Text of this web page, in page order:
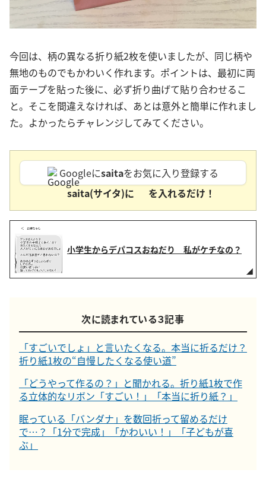
今回は、柄の異なる折り紙2枚を使いましたが、同じ柄や
無地のものでもかわいく作れます。ポイントは、最初に両
面テープを貼った後に、必ず折り曲げて貼り合わせるこ
と。そこを間違えなければ、あとは意外と簡単に作れまし
た。よかったらチャレンジしてみてください。
Googleにsaitaをお気に入り登録する
saita(サイタ)に
を入れるだけ！
小学生からデパコスおねだり 私がケチなの？
次に読まれている３記事
「すごいでしょ」と言いたくなる。本当に折るだけ？
折り紙1枚の“自慢したくなる使い道”
「どうやって作るの？」と聞かれる。折り紙1枚で作
る立体的なリボン「すごい！」「本当に折り紙？」
眠っている「バンダナ」を数回折って留めるだけ
で…？「1分で完成」「かわいい！」「子どもが喜
ぶ」